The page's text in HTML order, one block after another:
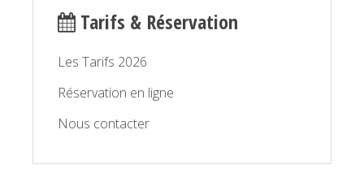
Détente et bien être
Tarifs & Réservation
Les Tarifs 2026
Réservation en ligne
Nous contacter